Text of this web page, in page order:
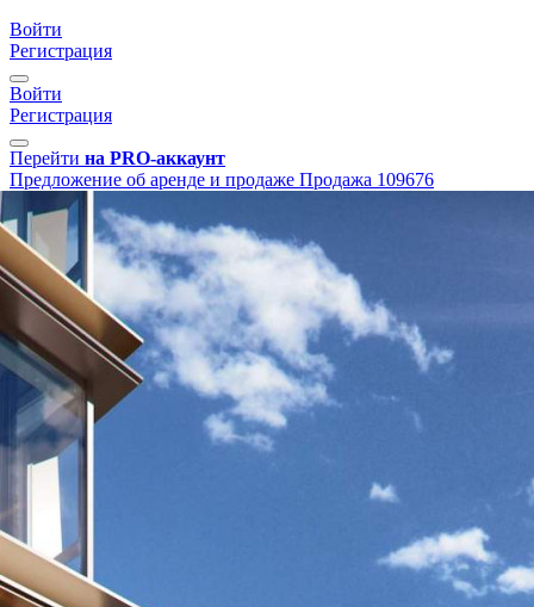
Войти
Регистрация
Войти
Регистрация
Перейти на PRO-аккаунт
Предложение об аренде и продаже Продажа 109676